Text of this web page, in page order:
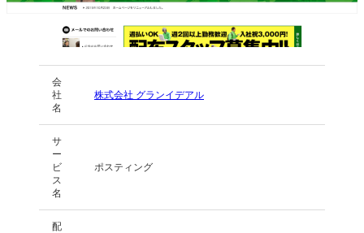
会
社
名
株式会社 グランイデアル
サ
ー
ビ
ス
名
ポスティング
配